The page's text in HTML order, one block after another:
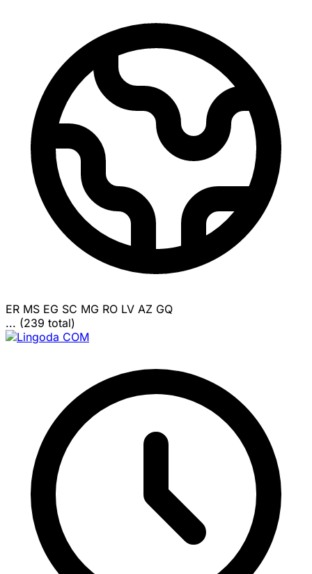
ER MS EG SC MG RO LV AZ GQ
... (239 total)